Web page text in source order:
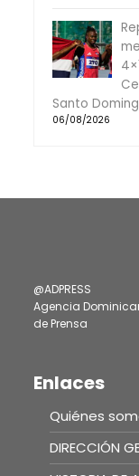
Santo
06/08/2026
@ADPRESS
Agencia
de Prensa
Enlaces
Quiénes
DIRECCIÓN